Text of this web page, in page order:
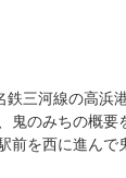
鉄三河線の高浜
鬼のみちの概
前を西に進ん